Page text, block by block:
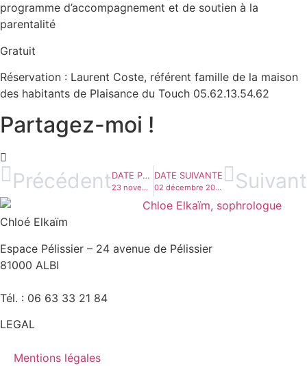
programme d’accompagnement et de soutien à la
parentalité
Gratuit
Réservation : Laurent Coste, référent famille de la maison
des habitants de Plaisance du Touch 05.62.13.54.62
Partagez-moi !
Précédent DATE PRÉCÉDENTE
23 novembre 2023 – Lyon 5ème (69) – 20h30 – Salle de la Garenne (37)
DATE SUIVANTE
02 décembre 2023 – 15h – Blan (81) – Art Consortium (39) Suivant
Chloé Elkaïm
Espace Pélissier – 24 avenue de Pélissier
81000 ALBI
Tél. : 06 63 33 21 84
LEGAL
Mentions légales